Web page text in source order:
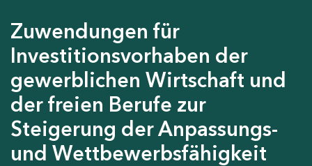
Zuwendungen für
Investitionsvorhaben der
gewerblichen Wirtschaft und
der freien Berufe zur
Steigerung der Anpassungs-
und Wettbewerbsfähigkeit